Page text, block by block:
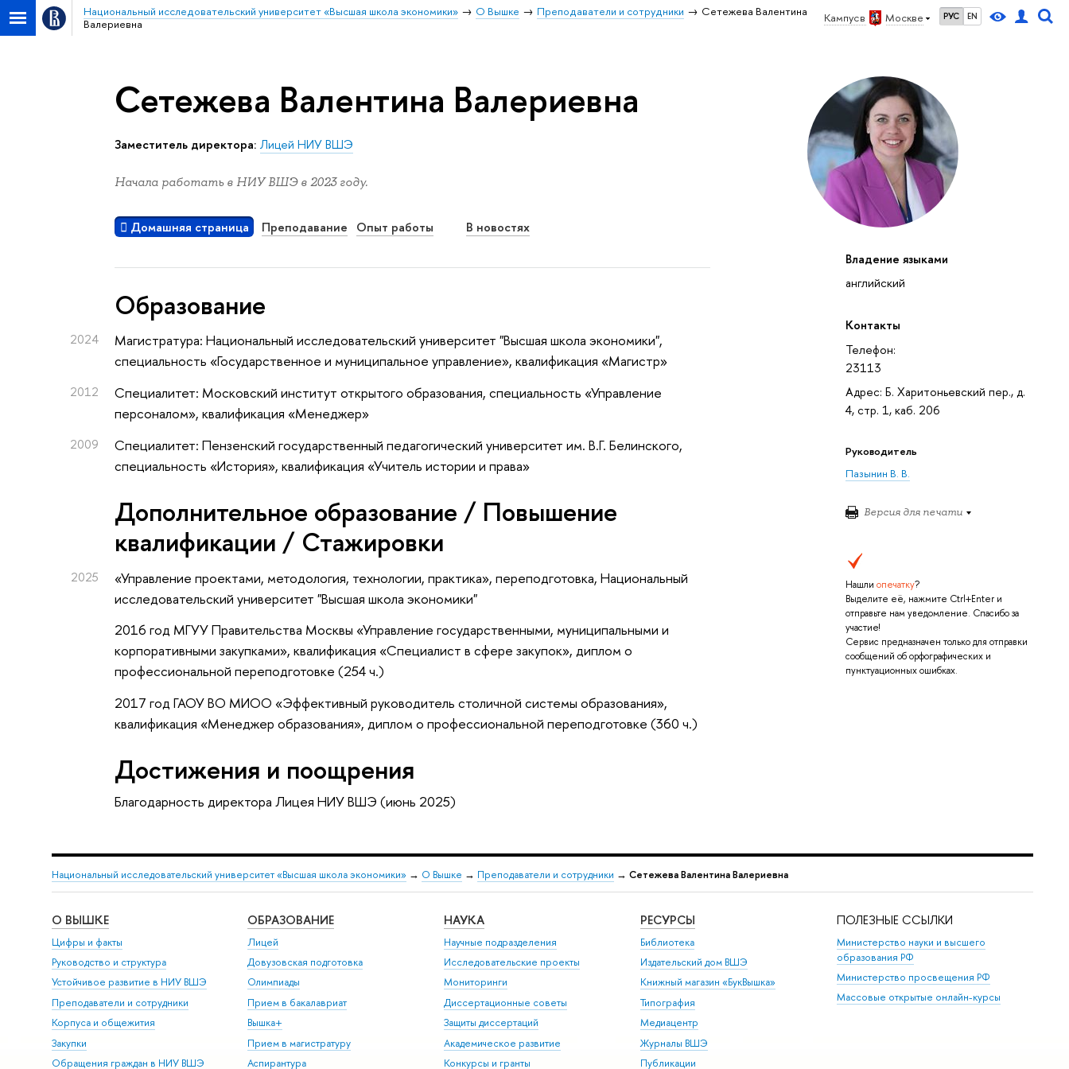
Кампус в Москве РУС EN
Национальный исследовательский университет «Высшая школа экономики» О Вышке Преподаватели и сотрудники
Сетежева Валентина
Валериевна
Владение языками
английский
Контакты
Телефон:
23113
Адрес: Б. Харитоньевский пер., д.
4, стр. 1, каб. 206
Руководитель
Пазынин В. В.
Версия для печати
Нашли опечатку?
Выделите её, нажмите Ctrl+Enter и
отправьте нам уведомление. Спасибо за
участие!
Сервис предназначен только для отправки
сообщений об орфографических и
пунктуационных ошибках.
Сетежева Валентина Валериевна
Заместитель директора: Лицей НИУ ВШЭ
Начала работать в НИУ ВШЭ в 2023 году.
Домашняя страница Преподавание Опыт работы В новостях
Oбразование
2024
Магистратура: Национальный исследовательский университет "Высшая школа экономики",
специальность «Государственное и муниципальное управление», квалификация «Магистр»
2012
Специалитет: Московский институт открытого образования, специальность «Управление
персоналом», квалификация «Менеджер»
2009
Специалитет: Пензенский государственный педагогический университет им. В.Г. Белинского,
специальность «История», квалификация «Учитель истории и права»
Дополнительное образование / Повышение
квалификации / Стажировки
2025 «Управление проектами, методология, технологии, практика», переподготовка, Национальный
исследовательский университет "Высшая школа экономики"
2016 год МГУУ Правительства Москвы «Управление государственными, муниципальными и
корпоративными закупками», квалификация «Специалист в сфере закупок», диплом о
профессиональной переподготовке (254 ч.)
2017 год ГАОУ ВО МИОО «Эффективный руководитель столичной системы образования»,
квалификация «Менеджер образования», диплом о профессиональной переподготовке (360 ч.)
Достижения и поощрения
Благодарность директора Лицея НИУ ВШЭ (июнь 2025)
Национальный исследовательский университет «Высшая школа экономики» → О Вышке → Преподаватели и сотрудники → Сетежева Валентина Валериевна
О ВЫШКЕ
Цифры и факты
Руководство и структура
Устойчивое развитие в НИУ ВШЭ
Преподаватели и сотрудники
Корпуса и общежития
Закупки
Обращения граждан в НИУ ВШЭ
ОБРАЗОВАНИЕ
Лицей
Довузовская подготовка
Олимпиады
Прием в бакалавриат
Вышка+
Прием в магистратуру
Аспирантура
НАУКА
Научные подразделения
Исследовательские проекты
Мониторинги
Диссертационные советы
Защиты диссертаций
Академическое развитие
Конкурсы и гранты
РЕСУРСЫ
Библиотека
Издательский дом ВШЭ
Книжный магазин «БукВышка»
Типография
Медиацентр
Журналы ВШЭ
Публикации
ПОЛЕЗНЫЕ ССЫЛКИ
Министерство науки и высшего
образования РФ
Министерство просвещения РФ
Массовые открытые онлайн-курсы